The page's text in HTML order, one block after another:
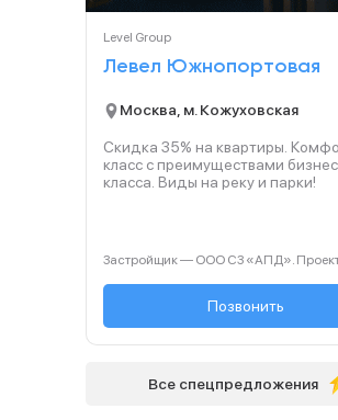
Level Group
Левел Южнопортовая
Москва, м. Кожуховская
Скидка 35% на квартиры.
класс с преимуществами
класса. Виды на реку и парки!
+7 (495) 236-91-...
Позвонить
Все спецпредложения